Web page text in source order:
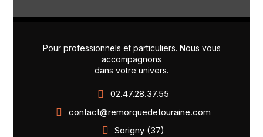
Pour professionnels et particuliers. Nous vous
accompagnons
dans votre univers.
02.47.28.37.55
contact@remorquedetouraine.com
Sorigny (37)